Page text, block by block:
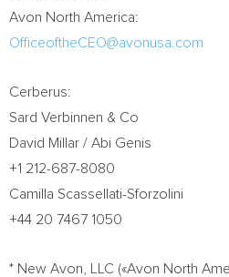
Avon North America:
OfficeoftheCEO@avonusa.com
Cerberus:
Sard Verbinnen & Co
David Millar / Abi Genis
+1 212-687-8080
Camilla Scassellati-Sforzolini
+44 20 7467 1050
* New Avon, LLC («Avon North